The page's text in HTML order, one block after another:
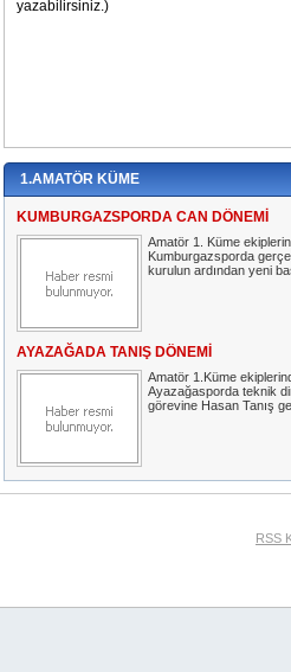
1.AMATÖR KÜME
KUMBURGAZSPORDA CAN DÖNEMİ
Amatör 1. Küme
Kumburgazsporda
kurulun ardından yeni
AYAZAĞADA TANIŞ DÖNEMİ
Amatör 1.Küme
Ayazağasporda teknik
görevine Hasan Tanış
RSS